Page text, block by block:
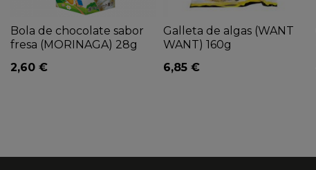
Bola de chocolate sabor
fresa (MORINAGA) 28g
2,60 €
Galleta de algas (WANT
WANT) 160g
6,85 €